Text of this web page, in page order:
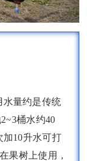
量约是传统
桶水约40
加10升水可打
果树上使用，